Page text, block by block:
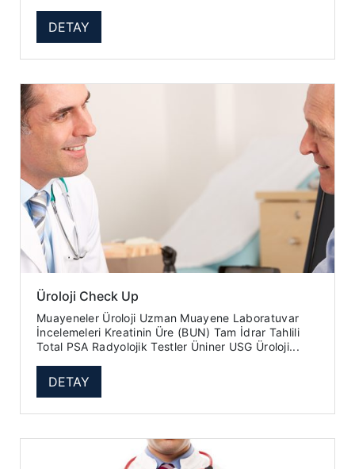
DETAY
Üroloji Check Up
Muayeneler Üroloji Uzman Muayene Laboratuvar
İncelemeleri Kreatinin Üre (BUN) Tam İdrar Tahlili
Total PSA Radyolojik Testler Üniner USG Üroloji...
DETAY